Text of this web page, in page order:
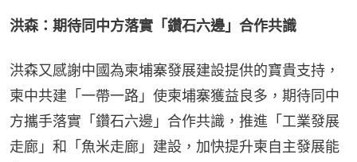
洪森：期待同中方落實「鑽石六邊」合作共識
洪森又感謝中國為柬埔寨發展建設提供的寶貴支持，
柬中共建「一帶一路」使柬埔寨獲益良多，期待同中
方攜手落實「鑽石六邊」合作共識，推進「工業發展
走廊」和「魚米走廊」建設，加快提升柬自主發展能